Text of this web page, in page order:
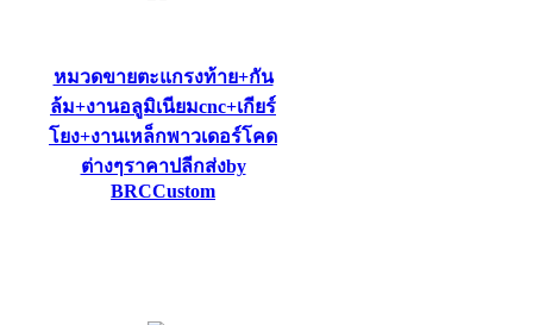
หมวดขายตะแกรงท้าย+กัน
ล้ม+งานอลูมิเนียมcnc+เกียร์
โยง+งานเหล็กพาวเดอร์โคด
ต่างๆราคาปลีกส่งby
BRCCustom